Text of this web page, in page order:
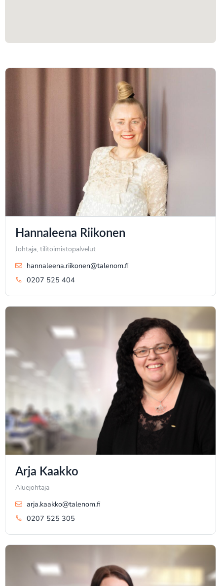
Hannaleena Riikonen
Johtaja, tilitoimistopalvelut
hannaleena.riikonen@talenom.fi
0207 525 404
Arja Kaakko
Aluejohtaja
arja.kaakko@talenom.fi
0207 525 305